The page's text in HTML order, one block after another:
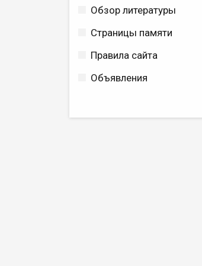
Обзор литературы
Страницы памяти
Правила сайта
Объявления